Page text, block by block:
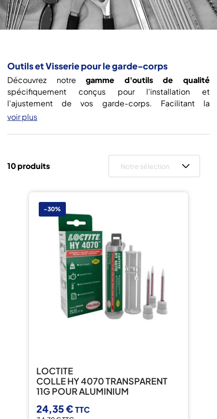
Outils et Visserie pour le garde-corps
Découvrez notregamme d'outils de qualité
spécifiquement conçus pour l'installation et
l'ajustement de vos garde-corps. Facilitant la
personnalisation de chaque projet
Parcourez notre sélection et assurez-vous d'une
installation réussie grâce à l'outillage garde-corps de
voir plus
10 produits Notre sélection
-30%
LOCTITE
COLLE HY 4070 TRANSPARENT
11G POUR ALUMINIUM
24,35 €TTC